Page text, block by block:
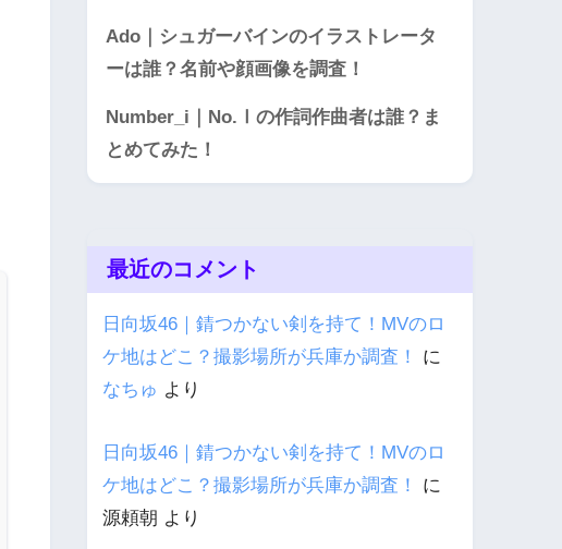
Ado｜シュガーバインのイラストレータ
ーは誰？名前や顔画像を調査！
Number_i｜No.Ⅰの作詞作曲者は誰？ま
とめてみた！
最近のコメント
日向坂46｜錆つかない剣を持て！MVのロ
ケ地はどこ？撮影場所が兵庫か調査！
に
なちゅ より
日向坂46｜錆つかない剣を持て！MVのロ
ケ地はどこ？撮影場所が兵庫か調査！
に
源頼朝 より